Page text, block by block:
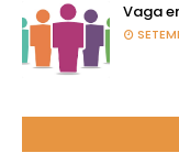
Vaga